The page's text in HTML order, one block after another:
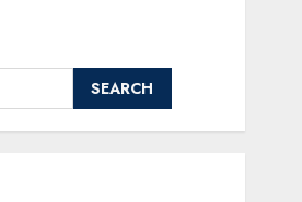
SEARCH